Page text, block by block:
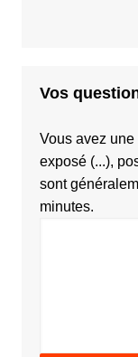
Vos
Vous avez
exposé (...),
sont
minutes.